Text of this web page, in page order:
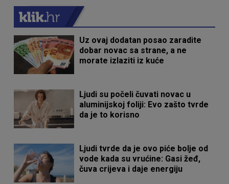
Uz ovaj dodatan posao zaradite
dobar novac sa strane, a ne
morate izlaziti iz kuće
Ljudi su počeli čuvati novac u
aluminijskoj foliji: Evo zašto tvrde
da je to korisno
Ljudi tvrde da je ovo piće bolje od
vode kada su vrućine: Gasi žeđ,
čuva crijeva i daje energiju